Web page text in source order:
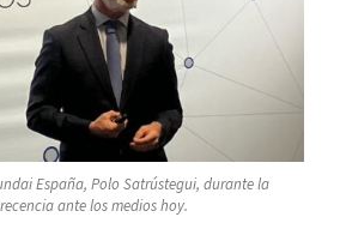
España, Polo Satrústegui, durante la
ante los medios hoy.